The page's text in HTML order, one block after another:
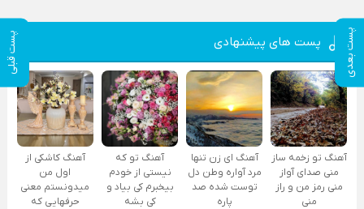
پست بعدی پست قبلی پست های پیشنهادی
آهنگ تو زخمه ساز
منی صدای آواز
منی رمز من و راز
منی
آهنگ ای زن تنها
مرد آواره وطن دل
توست شده صد
پاره
آهنگ تو که
نیستی از خودم
بیخبرم کی بیاد و
کی بشه
آهنگ کاشکی از
اول من
میدونستم معنی
حرفهایی که